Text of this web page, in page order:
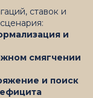
ставок и
и
смягчении
и поиск